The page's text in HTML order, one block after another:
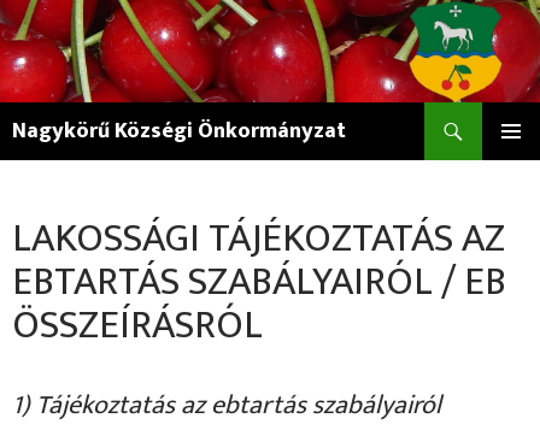
Nagykörű Községi Önkormányzat
LAKOSSÁGI TÁJÉKOZTATÁS AZ
EBTARTÁS SZABÁLYAIRÓL / EB
ÖSSZEÍRÁSRÓL
1) Tájékoztatás az ebtartás szabályairól